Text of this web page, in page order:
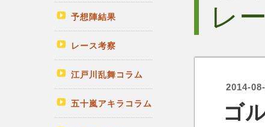
予想陣結果
レース考察
江戸川乱舞コラム
五十嵐アキラコラム
レ
2014-
ゴ